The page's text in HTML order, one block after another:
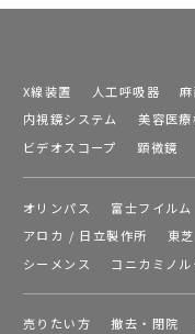
X線装置 人工呼吸器
内視鏡システム
美容医療
ビデオスコープ
顕微鏡
オリンパス 富士フイルム
アロカ / 日立製作所
東
シーメンス
コニカミノル
売りたい方 撤去・閉院